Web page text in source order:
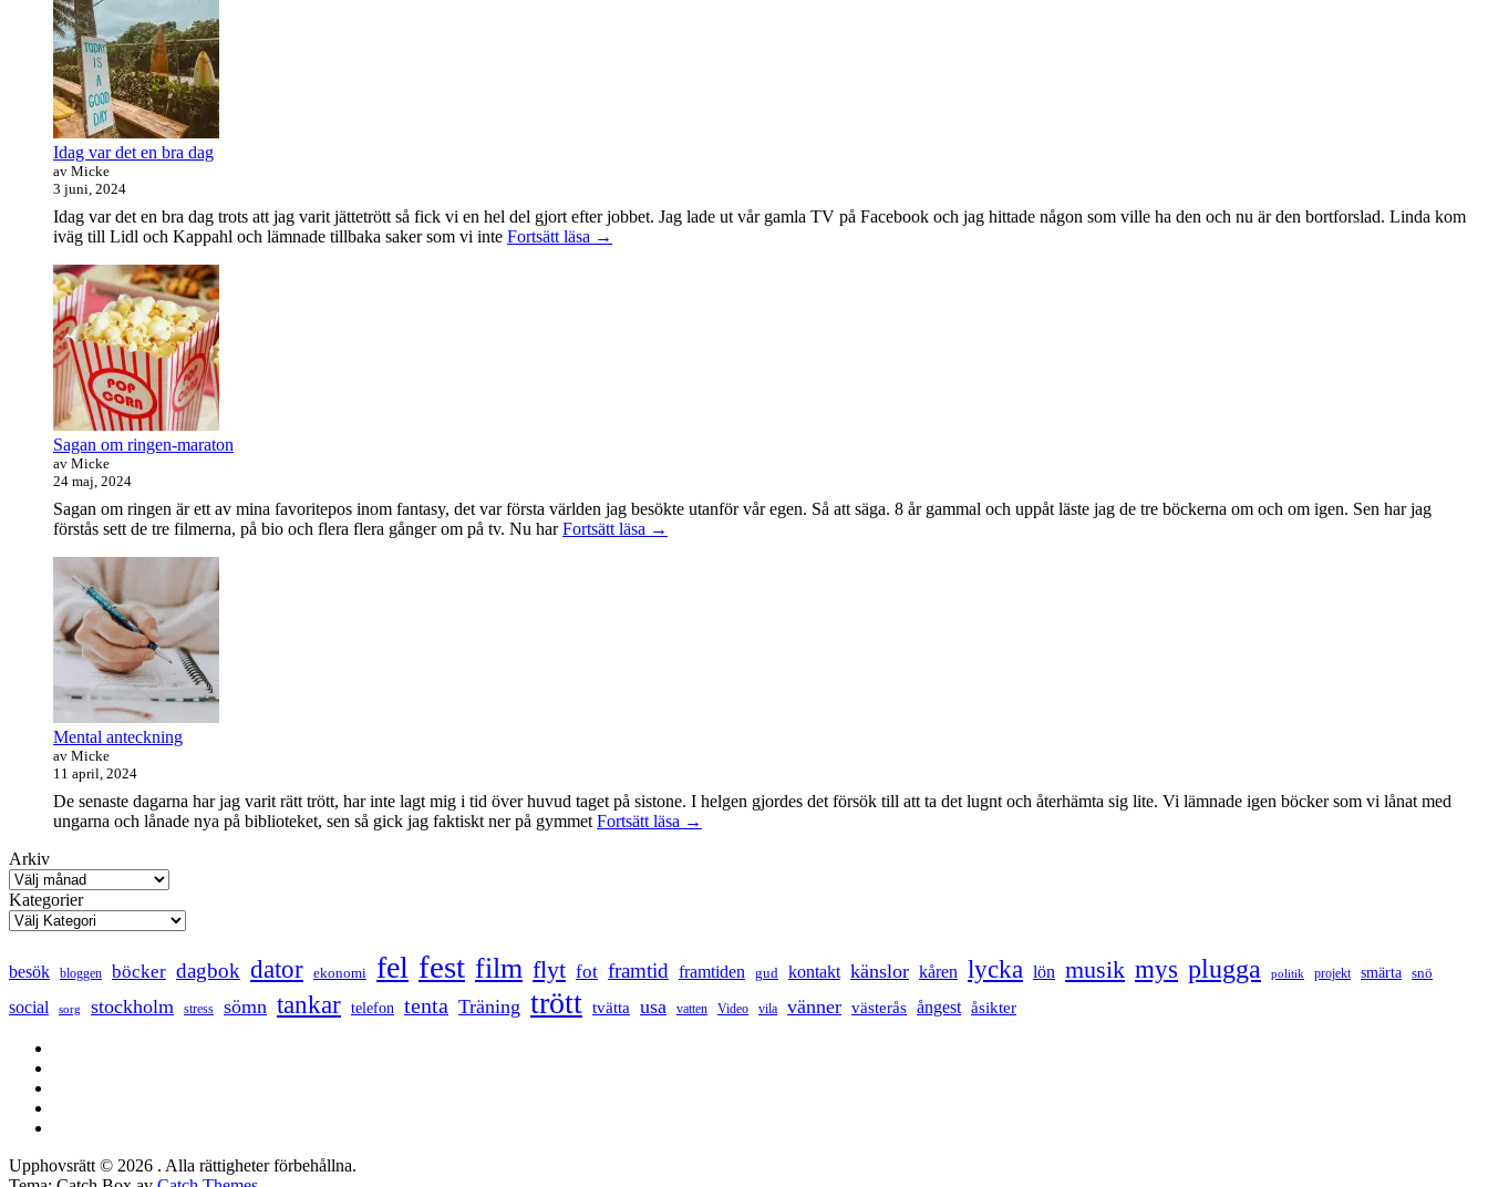
Idag var det en bra dag
av Micke
3 juni, 2024
Idag var det en bra dag trots att jag varit jättetrött så fick vi en hel del gjort efter jobbet. Jag lade ut vår gamla TV på Facebook och jag hittade någon som ville ha den och nu är den bortforslad. Linda kom
iväg till Lidl och Kappahl och lämnade tillbaka saker som vi inte Fortsätt läsa Idag
→
Sagan om ringen-maraton
av Micke
24 maj, 2024
Sagan om ringen är ett av mina favoritepos inom fantasy, det var första världen jag besökte utanför vår egen. Så att säga. 8 år gammal och uppåt läste jag de tre böckerna om och om igen. Sen har jag
förstås sett de tre filmerna, på bio och flera flera gånger om på tv. Nu harFortsätt läsa Sagan
→
Mental anteckning
av Micke
11 april, 2024
De senaste dagarna har jag varit rätt trött, har inte lagt mig i tid över huvud taget på sistone. I helgen gjordes det försök till att ta det lugnt och återhämta sig lite. Vi lämnade igen böcker som vi lånat med
ungarna och lånade nya på biblioteket, sen så gick jag faktiskt ner på gymmet Fortsätt läsa Mental
→
Arkiv
Kategorier
besök bloggen böcker dagbok dator ekonomi fel fest film flyt fot framtid framtiden gud kontakt känslor kåren lycka lön musik mys plugga politik projekt smärta snö
social sorg stockholm stress sömn tankar telefon tenta Träning trött tvätta usa vatten Video vila vänner västerås ångest åsikter
Upphovsrätt © 2026 . Alla rättigheter förbehållna.